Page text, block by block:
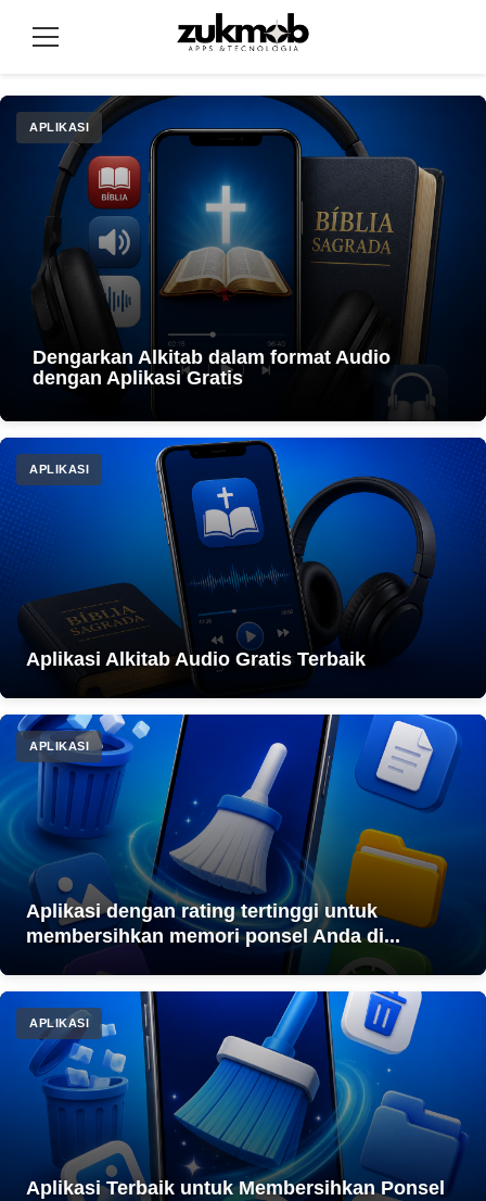
Menu
APLIKASI
Dengarkan Alkitab dalam format Audio
dengan Aplikasi Gratis
APLIKASI
Aplikasi Alkitab Audio Gratis Terbaik
APLIKASI
Aplikasi dengan rating tertinggi untuk
membersihkan memori ponsel Anda di...
APLIKASI
Aplikasi Terbaik untuk Membersihkan Ponsel